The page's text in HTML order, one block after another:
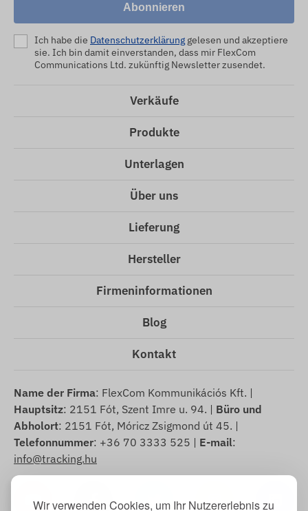
Wir verwenden Cookies, um Ihr Nutzererlebnis zu
Abonnieren
Ich habe die Datenschutzerklärung gelesen und akzeptiere
sie. Ich bin damit einverstanden, dass mir FlexCom
Communications Ltd. zukünftig Newsletter zusendet.
Verkäufe
Produkte
Unterlagen
Über uns
Lieferung
Hersteller
Firmeninformationen
Blog
Kontakt
Name der Firma: FlexCom Kommunikációs Kft. |
Hauptsitz: 2151 Fót, Szent Imre u. 94. | Büro und
Abholort: 2151 Fót, Móricz Zsigmond út 45. |
Telefonnummer: +36 70 3333 525 | E-mail:
info@tracking.hu